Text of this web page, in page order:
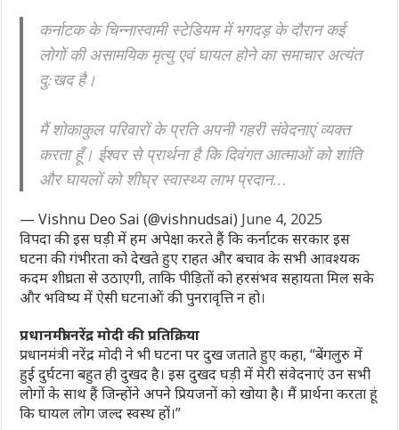
कर्नाटक के चिन्नास्वामी स्टेडियम में भगदड़ के दौरान कई
लोगों की असामयिक मृत्यु एवं घायल होने का समाचार अत्यंत
दु:खद है।
मैं शोकाकुल परिवारों के प्रति अपनी गहरी संवेदनाएं व्यक्त
करता हूँ। ईश्वर से प्रार्थना है कि दिवंगत आत्माओं को शांति
और घायलों को शीघ्र स्वास्थ्य लाभ प्रदान…
— Vishnu Deo Sai (@vishnudsai) June 4, 2025
विपदा की इस घड़ी में हम अपेक्षा करते हैं कि कर्नाटक सरकार इस
घटना की गंभीरता को देखते हुए राहत और बचाव के सभी आवश्यक
कदम शीघ्रता से उठाएगी, ताकि पीड़ितों को हरसंभव सहायता मिल सके
और भविष्य में ऐसी घटनाओं की पुनरावृत्ति न हो।
प्रधानमंत्री नरेंद्र मोदी की प्रतिक्रिया
प्रधानमंत्री नरेंद्र मोदी ने भी घटना पर दुख जताते हुए कहा, “बेंगलुरु में
हुई दुर्घटना बहुत ही दुखद है। इस दुखद घड़ी में मेरी संवेदनाएं उन सभी
लोगों के साथ हैं जिन्होंने अपने प्रियजनों को खोया है। मैं प्रार्थना करता हूं
कि घायल लोग जल्द स्वस्थ हों।”